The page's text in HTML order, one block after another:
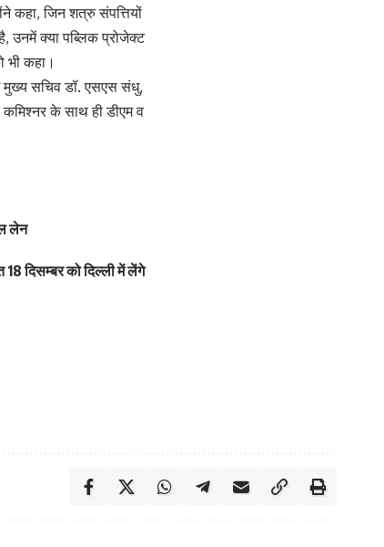
कहा, जिन शत्रु संपत्तियों
उनमें क्या पब्लिक प्रोजेक्ट
भी कहा।
मुख्य सचिव डॉ. एसएस संधु,
के साथ ही डीएम व
लेन
18 दिसम्बर को दिल्ली में लेंगे